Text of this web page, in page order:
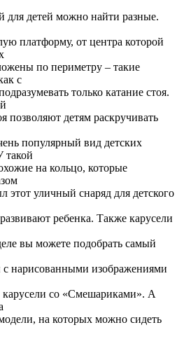
для детей можно найти разные.
платформу, от центра которой
по периметру – такие
с
только катание стоя.
позволяют детям раскручивать
популярный вид детских
такой
на кольцо, которые
уличный снаряд для детского
ребенка. Также карусели
вы можете подобрать самый
нарисованными изображениями
со «Смешариками». А
на которых можно сидеть